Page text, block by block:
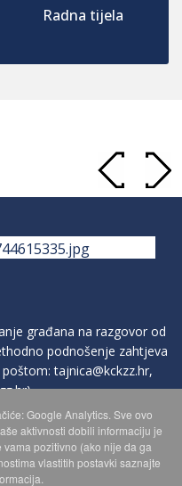
Radna tijela
građana na razgovor od
podnošenje zahtjeva
poštom:tajnica@kckzz.hr,
)
OSOBNIH PODATAKA
Google Analytics. Sve ovo
aktivnosti dobili informaciju je
pozitivno (ako nije da ga
vlastitih postavki saznajte